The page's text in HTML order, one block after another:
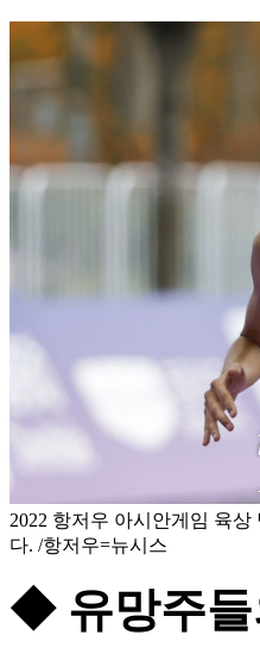
2022 항저우 아시안게임 육
다. /항저우=뉴시스
◆ 유망주들